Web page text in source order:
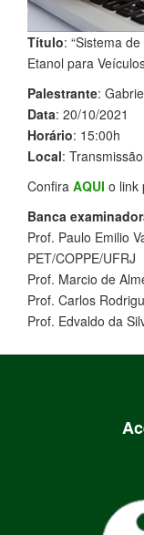
Título: “Sistema
Etanol para
Palestrante:
Data: 20/10/2021
Horário: 15:00h
Local:
Confira AQUI o link
Banca
Prof. Paulo Emilio
PET/COPPE/UFRJ
Prof. Marcio de
Prof. Carlos
Prof. Edvaldo da